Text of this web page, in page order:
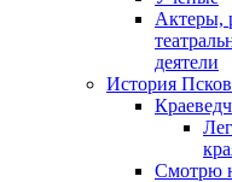
Актеры,
деятели
История
Смотрю